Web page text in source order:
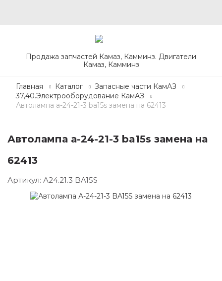
Продажа запчастей Камаз, Камминз. Двигатели
Камаз, Камминз
Главная Каталог
Запасные части КамАЗ
37,40.Электрооборудование КамАЗ
Автолампа а-24-21-3 ba15s замена на 62413
Автолампа а-24-21-3 ba15s замена на
62413
Артикул: А24.21.3 BA15S